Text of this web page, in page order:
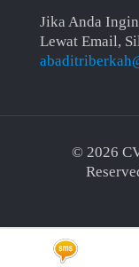
Jika Anda
Lewat Email,
© 2026